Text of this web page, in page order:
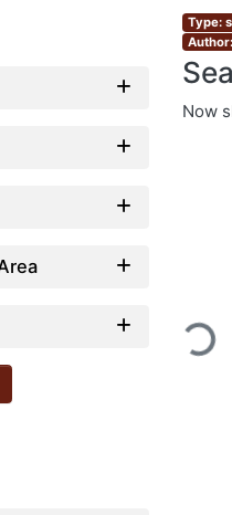
Type:
Now
Loading...